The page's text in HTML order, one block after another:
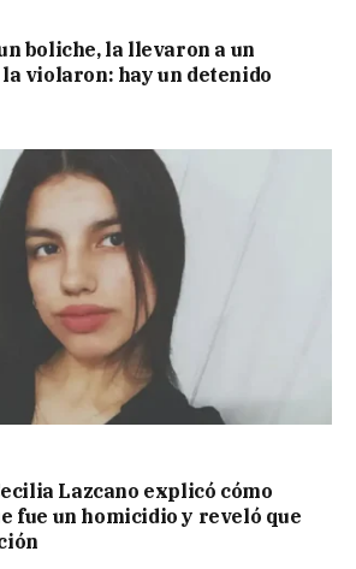
boliche, la llevaron a un
violaron: hay un detenido
Lazcano explicó cómo
fue un homicidio y reveló que